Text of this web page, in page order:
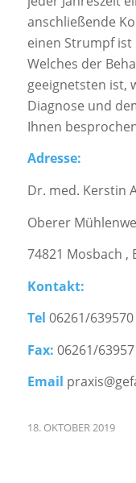
anschließende
einen Strumpf
Welches der
geeignetsten ist,
Diagnose und
Ihnen
Adresse:
Dr. med. Kerstin
Oberer
74821 Mosbach
Kontakt:
Tel 06261/639570
Fax: 06261/
Email
18. OKTOBER 2019